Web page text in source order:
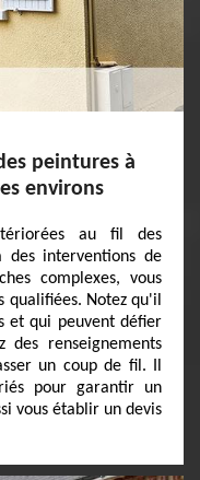
peintures à
environs
au fil des
interventions de
complexes, vous
qualifiées. Notez qu'il
et qui peuvent défier
des renseignements
un coup de fil. Il
pour garantir un
vous établir un devis